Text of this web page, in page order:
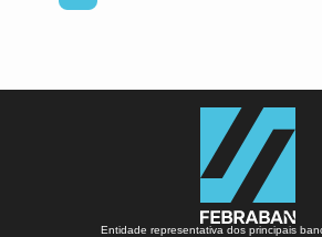
Entidade representativa dos principais